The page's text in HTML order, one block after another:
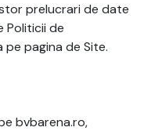
prelucrari de date
Politicii de
pagina de Site.
bvbarena.ro,